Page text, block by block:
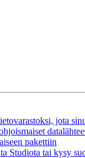
jota
pakettiin
Studiota tai kysy